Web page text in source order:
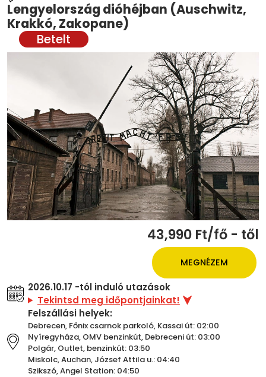
Lengyelország dióhéjban (Auschwitz,
Krakkó, Zakopane)
43,990 Ft/fő - től
MEGNÉZEM
2026.10.17 -tól induló utazások
Tekintsd meg időpontjainkat!
Felszállási helyek:
Debrecen, Főnix csarnok parkoló, Kassai út: 02:00
Nyíregyháza, OMV benzinkút, Debreceni út: 03:00
Polgár, Outlet, benzinkút: 03:50
Miskolc, Auchan, József Attila u.: 04:40
Szikszó, Angel Station: 04:50